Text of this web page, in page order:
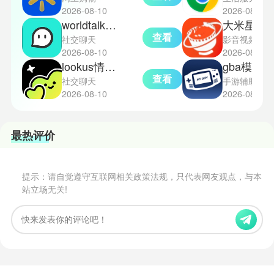
2026-08-10
worldtalk国际版
社交聊天
2026-08-10
查看
lookus情侣定位软件
社交聊天
2026-08-10
查看
2026-08-10
影音视频
2026-08-10
手游辅助
2026-08-10
最热评价
提示：请自觉遵守互联网相关政策法规，只代表网友观点，与本
站立场无关!